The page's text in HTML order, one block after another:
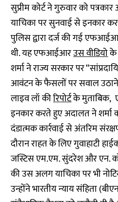
सुप्रीम कोर्ट ने गुरुवार को
याचिका पर सुनवाई से इनकार
पुलिस द्वारा दर्ज की गई
थी. यह एफआईआरउस वीडियोके
शर्मा ने राज्य सरकार पर
आवंटन के फैसलों पर सवाल उठाने
लाइव लॉ कीरिपोर्टके
इनकार करते हुए अदालत ने शर्मा
दंडात्मक कार्रवाई से अंतरिम
दौरान राहत के लिए गुवाहाटी
जस्टिस एम.एम. सुंदरेश और एन.
की उस अलग याचिका पर भी
उन्होंने भारतीय न्याय संहिता